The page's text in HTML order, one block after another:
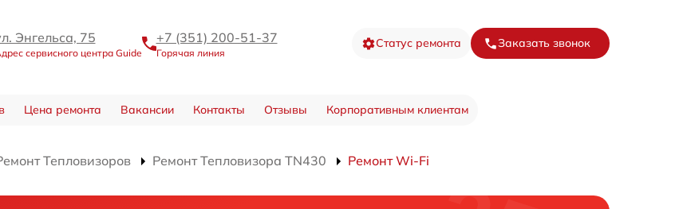
Энгельса, 75
сервисного центра Guide
+7 (351) 200-51-37
Горячая линия
Статус ремонта Заказать звонок
Цена ремонта Вакансии Контакты Отзывы Корпоративным клиентам
Тепловизоров Ремонт Тепловизора TN430 Ремонт Wi-Fi